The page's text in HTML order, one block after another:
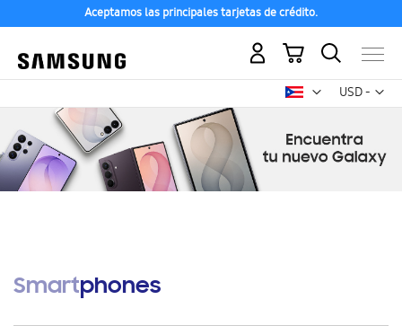
Aceptamos las principales tarjetas de crédito.
USD -
dólar
Mi carrito
Smartphones